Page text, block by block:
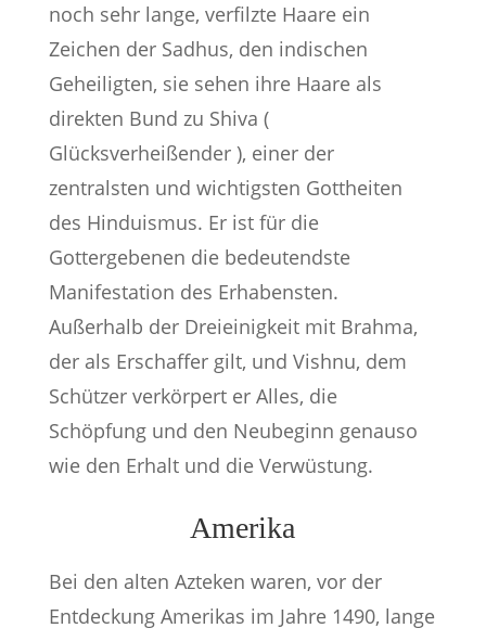
noch sehr lange, verfilzte Haare ein
Zeichen der Sadhus, den indischen
Geheiligten, sie sehen ihre Haare als
direkten Bund zu Shiva (
Glücksverheißender ), einer der
zentralsten und wichtigsten Gottheiten
des Hinduismus. Er ist für die
Gottergebenen die bedeutendste
Manifestation des Erhabensten.
Außerhalb der Dreieinigkeit mit Brahma,
der als Erschaffer gilt, und Vishnu, dem
Schützer verkörpert er Alles, die
Schöpfung und den Neubeginn genauso
wie den Erhalt und die Verwüstung.
Amerika
Bei den alten Azteken waren, vor der
Entdeckung Amerikas im Jahre 1490, lange